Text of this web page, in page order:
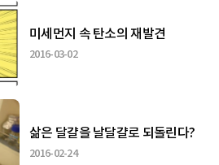
미세먼지 속 탄소의 재발견
2016-03-02
삶은 달걀을 날달걀로 되돌린다?
2016-02-24